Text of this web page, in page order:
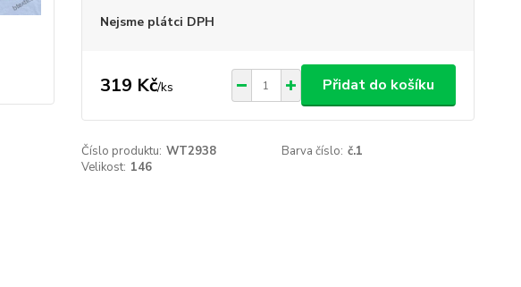
Nejsme plátci DPH
319 Kč/ks Přidat do košíku
Číslo produktu: WT2938 Barva číslo: č.1
Velikost: 146